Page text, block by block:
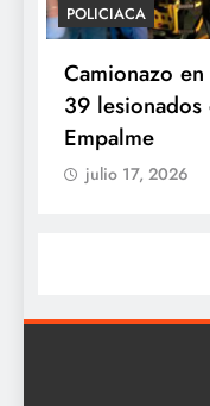
POLICIACA
Camionazo
39
Empalme
julio 17, 2026